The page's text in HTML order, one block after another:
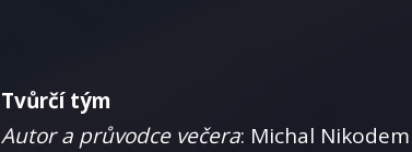
Tvůrčí tým
Autor a průvodce večera: Michal Nikodem